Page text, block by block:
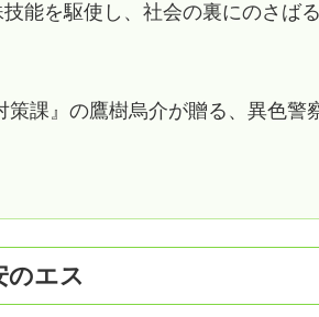
能を駆使し、社会の裏にのさば
策課』の鷹樹烏介が贈る、異色警
のエス